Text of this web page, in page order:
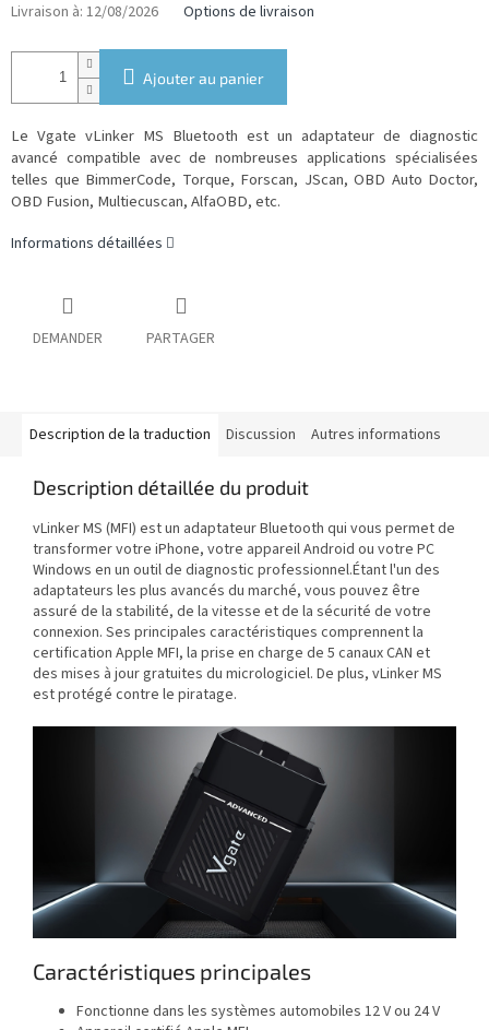
mesure:
Livraison à: 12/08/2026 Options de livraison
Ajouter au panier
Le Vgate vLinker MS Bluetooth est un adaptateur de diagnostic
avancé compatible avec de nombreuses applications spécialisées
telles que BimmerCode, Torque, Forscan, JScan, OBD Auto Doctor,
OBD Fusion, Multiecuscan, AlfaOBD, etc.
Informations détaillées
DEMANDER PARTAGER
Description de la traduction Discussion Autres informations
Description détaillée du produit
vLinker MS (MFI) est un adaptateur Bluetooth qui vous permet de
transformer votre iPhone, votre appareil Android ou votre PC
Windows en un outil de diagnostic professionnel.Étant l'un des
adaptateurs les plus avancés du marché, vous pouvez être
assuré de la stabilité, de la vitesse et de la sécurité de votre
connexion. Ses principales caractéristiques comprennent la
certification Apple MFI, la prise en charge de 5 canaux CAN et
des mises à jour gratuites du micrologiciel. De plus, vLinker MS
est protégé contre le piratage.
Caractéristiques principales
Fonctionne dans les systèmes automobiles 12 V ou 24 V